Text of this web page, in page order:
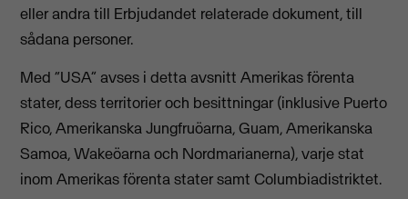
eller andra till Erbjudandet relaterade dokument, till
sådana personer.
Med “USA” avses i detta avsnitt Amerikas förenta
stater, dess territorier och besittningar (inklusive Puerto
Rico, Amerikanska Jungfruöarna, Guam, Amerikanska
Samoa, Wakeöarna och Nordmarianerna), varje stat
inom Amerikas förenta stater samt Columbiadistriktet.